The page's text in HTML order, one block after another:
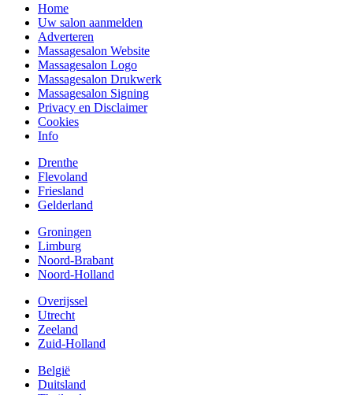
Home
Uw salon aanmelden
Adverteren
Massagesalon Website
Massagesalon Logo
Massagesalon Drukwerk
Massagesalon Signing
Privacy en Disclaimer
Cookies
Info
Drenthe
Flevoland
Friesland
Gelderland
Groningen
Limburg
Noord-Brabant
Noord-Holland
Overijssel
Utrecht
Zeeland
Zuid-Holland
België
Duitsland